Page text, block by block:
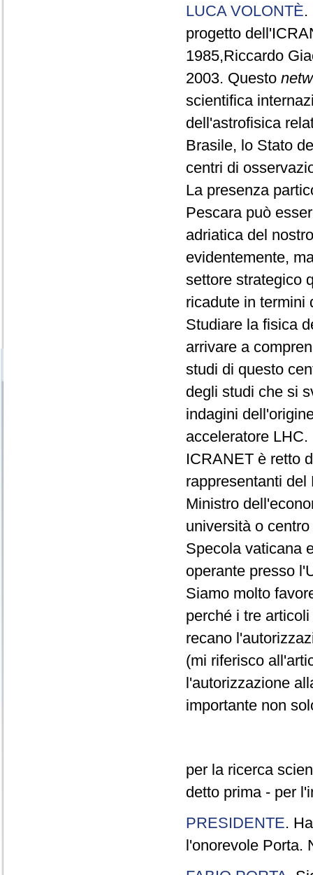
LUCA VOLONTÈ.
progetto
1985,Riccardo
2003. Questo
scientifica
dell'astrofisica
Brasile, lo Stato
centri di
La presenza
Pescara può
adriatica del
evidentemente,
settore strategico
ricadute in termini
Studiare la fisica
arrivare a
studi di questo
degli studi che si
indagini
acceleratore LHC.
ICRANET è retto
rappresentanti
Ministro
università o
Specola vaticana
operante presso
Siamo molto
perché i tre
recano
(mi riferisco
l'autorizzazione
importante non
per la ricerca
detto prima - per
PRESIDENTE.
l'onorevole Porta.